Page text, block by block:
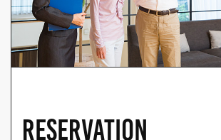
RESERVATION